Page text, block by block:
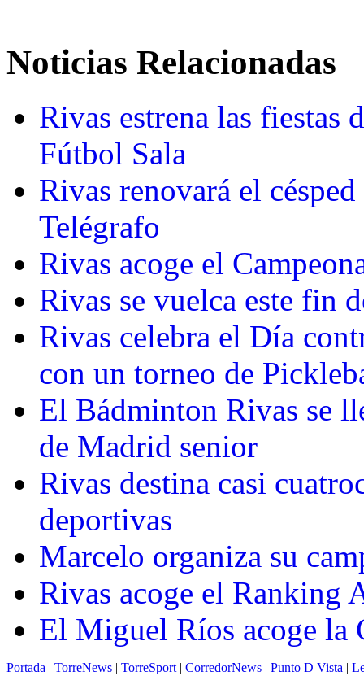
Noticias Relacionadas
Rivas estrena las fiestas
Fútbol Sala
Rivas renovará el
Telégrafo
Rivas acoge el
Rivas se vuelca este fin
Rivas celebra el Día
con un torneo de
El Bádminton Rivas se
de Madrid senior
Rivas destina casi
deportivas
Marcelo organiza su
Rivas acoge el Ranking
El Miguel Ríos acoge la
Portada | TorreNews | TorreSport | CorredorNews | Punto D Vista |